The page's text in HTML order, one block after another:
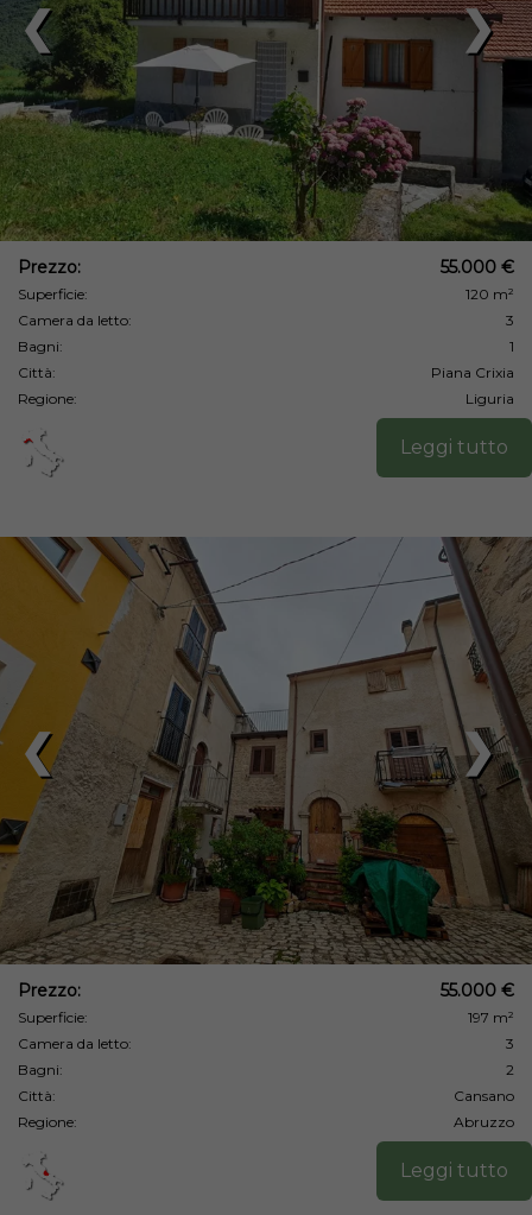
❯
❮
Prezzo: 55.000 €
Superficie:
120 m²
Camera da letto:
3
Bagni:
1
Città:
Piana Crixia
Regione:
Liguria
Leggi tutto
❯
❮
Prezzo: 55.000 €
Superficie:
197 m²
Camera da letto:
3
Bagni:
2
Città:
Cansano
Regione:
Abruzzo
Leggi tutto